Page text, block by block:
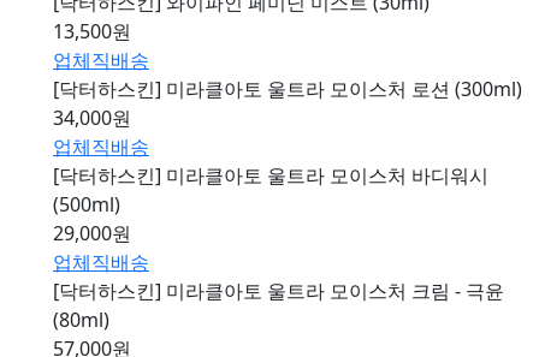
13,500원
업체직배송
[닥터하스킨] 미라클아토 울트라 모이스처 로션 (300ml)
34,000원
업체직배송
[닥터하스킨] 미라클아토 울트라 모이스처 바디워시
(500ml)
29,000원
업체직배송
[닥터하스킨] 미라클아토 울트라 모이스처 크림 - 극윤
(80ml)
57,000원